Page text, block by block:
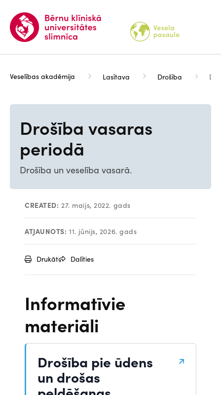
galveno
saturu
Veselības akadēmija Lasītava Drošība
Drošība vasaras
periodā
Drošība un veselība vasarā.
CREATED: 27. maijs, 2022. gads
ATJAUNOTS: 11. jūnijs, 2026. gads
Drukāt Dalīties
Informatīvie
materiāli
Drošība pie ūdens
un drošas